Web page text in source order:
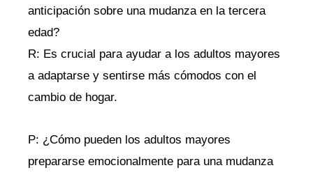
anticipación sobre una mudanza en la tercera
edad?
R: Es‌ crucial para ayudar a los‌ adultos mayores
a adaptarse y sentirse más cómodos con el
cambio de hogar.
P: ¿Cómo‍ pueden los adultos mayores
prepararse emocionalmente para una ‍mudanza